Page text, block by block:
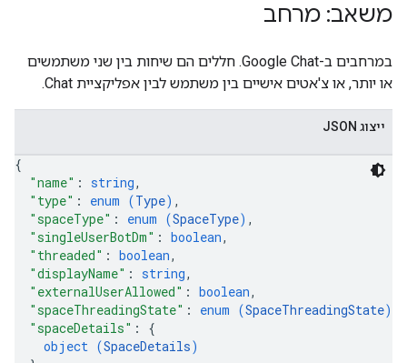
משאב: מרחב
במרחבים ב-Google Chat. חללים הם שיחות בין שני משתמשים
או יותר, או צ'אטים אישיים בין משתמש לבין אפליקציית Chat.
ייצוג JSON
{
"name" : string,
"type" : enum (Type) ,
"spaceType" : enum (SpaceType) ,
"singleUserBotDm" : boolean,
"threaded" : boolean,
"displayName" : string,
"externalUserAllowed" : boolean,
"spaceThreadingState" : enum (SpaceThreadingState)
"spaceDetails" : {
object (SpaceDetails)